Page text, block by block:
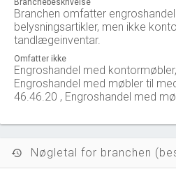
Branchebeskrivelse
Branchen omfatter
belysningsartikler, men ikke
tandlægeinventar.
Omfatter ikke
Engroshandel med
Engroshandel med møbler til
46.46.20 , Engroshandel med
history